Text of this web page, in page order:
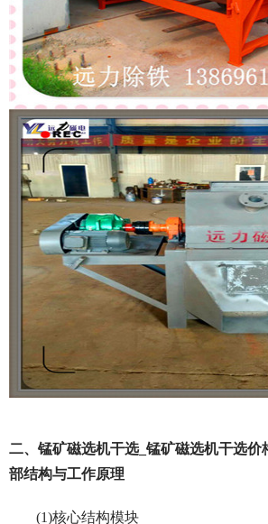
二、锰矿磁选机干选_锰矿磁选机干选价
部结构与工作原理
(1)核心结构模块